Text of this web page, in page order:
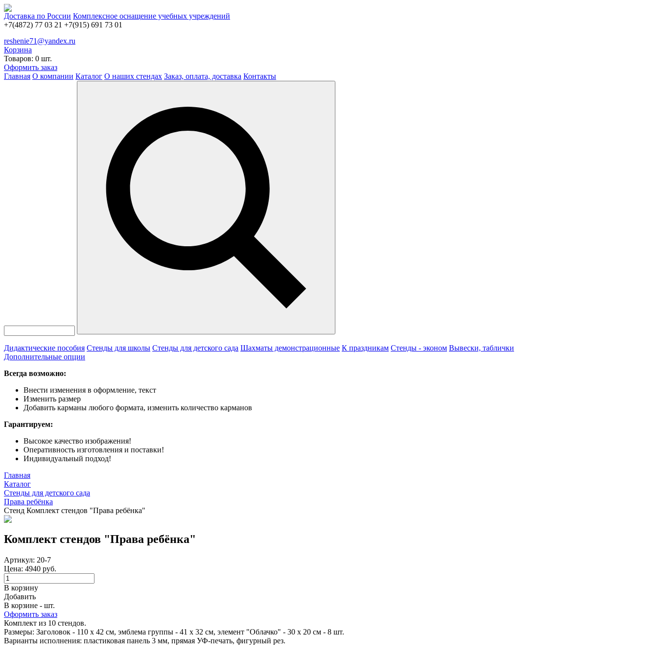
Доставка по России Комплексное оснащение учебных учреждений
+7(4872) 77 03 21 +7(915) 691 73 01
reshenie71@yandex.ru
Корзина
Товаров: 0 шт.
Оформить заказ
Главная О компании Каталог О наших стендах Заказ, оплата, доставка Контакты
Дидактические пособия Стенды для школы Стенды для детского сада Шахматы демонстрационные К праздникам Стенды - эконом Вывески, таблички
Дополнительные опции
Всегда возможно:
Внести изменения в оформление, текст
Изменить размер
Добавить карманы любого формата, изменить количество карманов
Гарантируем:
Высокое качество изображения!
Оперативность изготовления и поставки!
Индивидуальный подход!
Главная
Каталог
Стенды для детского сада
Права ребёнка
Стенд Комплект стендов "Права ребёнка"
Комплект стендов "Права ребёнка"
Артикул: 20-7
Цена: 4940 руб.
В корзину
Добавить
В корзине - шт.
Оформить заказ
Комплект из 10 стендов.
Размеры: Заголовок - 110 х 42 см, эмблема группы - 41 х 32 см, элемент "Облачко" - 30 х 20 см - 8 шт.
Варианты исполнения: пластиковая панель 3 мм, прямая УФ-печать, фигурный рез.